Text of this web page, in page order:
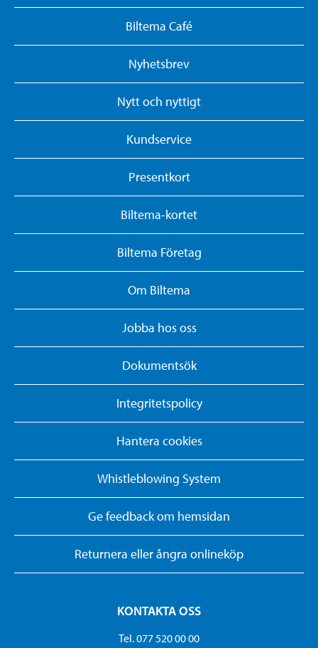
Biltema Café
Nyhetsbrev
Nytt och nyttigt
Kundservice
Presentkort
Biltema-kortet
Biltema Företag
Om Biltema
Jobba hos oss
Dokumentsök
Integritetspolicy
Hantera cookies
Whistleblowing System
Ge feedback om hemsidan
Returnera eller ångra onlineköp
KONTAKTA OSS
Tel. 077 520 00 00